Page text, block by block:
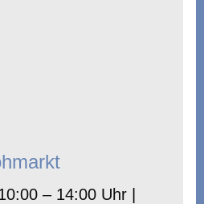
– 14:00 Uhr |